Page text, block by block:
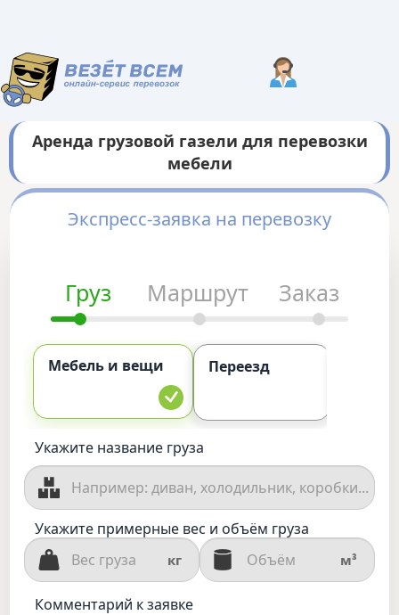
Аренда грузовой газели для перевозки
мебели
Экспресс-заявка на перевозку
Груз Маршрут Заказ
Мебель и вещи Переезд
Укажите название груза
Укажите примерные вес и объём груза
кг м³
Комментарий к заявке